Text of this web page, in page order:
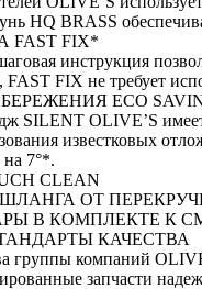
HQ BRASS
FIX*
инструкция
FAST FIX не требует
ECO
SILENT OLIVE’S
известковых
7°*.
CLEAN
ОТ
В КОМПЛЕКТЕ К
КАЧЕСТВА
группы компаний
запчасти